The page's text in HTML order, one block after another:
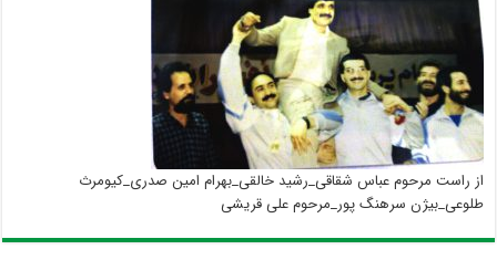
از راست مرحوم عباس شقاقی_رشید خالقی_بهرام امین صدری_کیومرث
طلوعی_بیژن سرهنگ پور_مرحوم علی قریشی